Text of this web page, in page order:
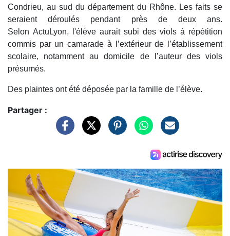
Condrieu, au sud du département du Rhône. Les faits se
seraient déroulés pendant près de deux ans.
Selon ActuLyon, l'élève aurait subi des viols à répétition
commis par un camarade à l’extérieur de l’établissement
scolaire, notamment au domicile de l’auteur des viols
présumés.
Des plaintes ont été déposée par la famille de l’élève.
Partager :